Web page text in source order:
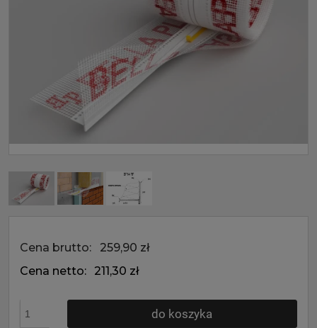
Cena brutto:
259,90 zł
Cena netto:
211,30 zł
do koszyka